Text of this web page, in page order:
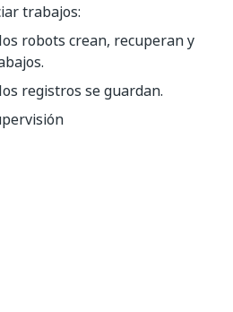
trabajos:
robots crean, recuperan y
registros se guardan.